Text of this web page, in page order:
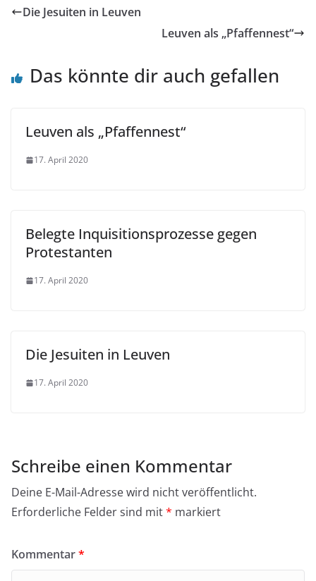
Die Jesuiten in Leuven
Leuven als „Pfaffennest“
Das könnte dir auch gefallen
Leuven als „Pfaffennest“
17. April 2020
Belegte Inquisitionsprozesse gegen
Protestanten
17. April 2020
Die Jesuiten in Leuven
17. April 2020
Schreibe einen Kommentar
Deine E-Mail-Adresse wird nicht veröffentlicht.
Erforderliche Felder sind mit* markiert
Kommentar*